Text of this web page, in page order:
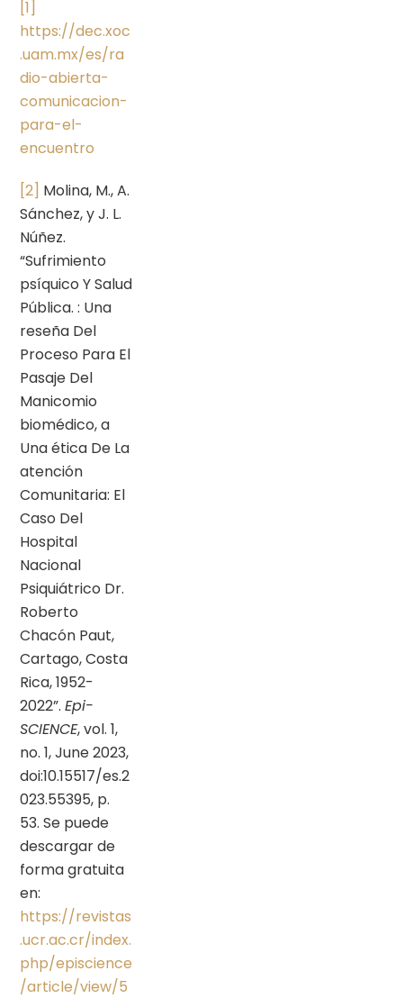
[1]
https://dec.xoc
.uam.mx/es/ra
dio-abierta-
comunicacion-
para-el-
encuentro
[2] Molina, M., A.
Sánchez, y J. L.
Núñez.
“Sufrimiento
psíquico Y Salud
Pública. : Una
reseña Del
Proceso Para El
Pasaje Del
Manicomio
biomédico, a
Una ética De La
atención
Comunitaria: El
Caso Del
Hospital
Nacional
Psiquiátrico Dr.
Roberto
Chacón Paut,
Cartago, Costa
Rica, 1952-
2022”.Epi-
SCIENCE, vol. 1,
no. 1, June 2023,
doi:10.15517/es.2
023.55395, p.
53. Se puede
descargar de
forma gratuita
en:
https://revistas
.ucr.ac.cr/index.
php/episcience
/article/view/5